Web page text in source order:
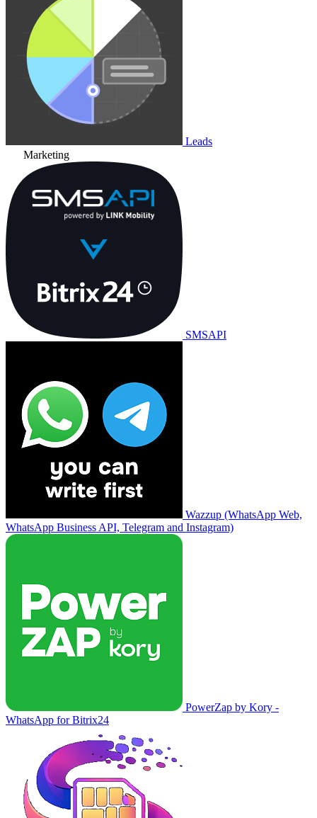
Leads
Marketing
SMSAPI
Wazzup (WhatsApp Web,
WhatsApp Business API, Telegram and Instagram)
PowerZap by Kory -
WhatsApp for Bitrix24